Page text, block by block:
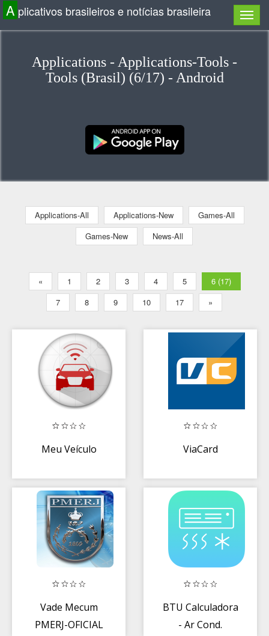
A plicativos brasileiros e notícias brasileira
Applications - Applications-Tools -
Tools (Brasil) (6/17) - Android
Applications-All Applications-New
Games-All
Games-New
News-All
« 1 2 3 4 5
6 (17)
7
8 9 10 17 »
Meu Veículo ViaCard
Vade Mecum
PMERJ-OFICIAL
BTU Calculadora
- Ar Cond.